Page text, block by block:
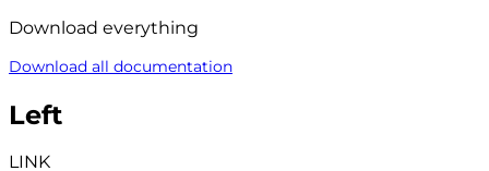
Download everything
Download all documentation
Left
LINK